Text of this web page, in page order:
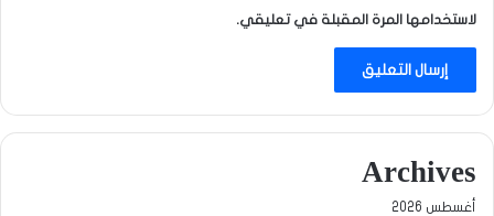
لاستخدامها المرة المقبلة في تعليقي.
Archives
أغسطس 2026